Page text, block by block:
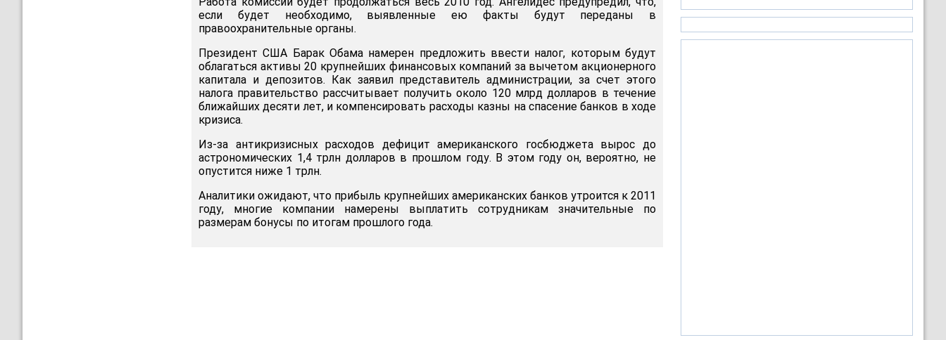
если будет необходимо, выявленные ею факты будут переданы в
правоохранительные органы.
Президент США Барак Обама намерен предложить ввести налог, которым будут
облагаться активы 20 крупнейших финансовых компаний за вычетом акционерного
капитала и депозитов. Как заявил представитель администрации, за счет этого
налога правительство рассчитывает получить около 120 млрд долларов в течение
ближайших десяти лет, и компенсировать расходы казны на спасение банков в ходе
кризиса.
Из-за антикризисных расходов дефицит американского госбюджета вырос до
астрономических 1,4 трлн долларов в прошлом году. В этом году он, вероятно, не
опустится ниже 1 трлн.
Аналитики ожидают, что прибыль крупнейших американских банков утроится к 2011
году, многие компании намерены выплатить сотрудникам значительные по
размерам бонусы по итогам прошлого года.